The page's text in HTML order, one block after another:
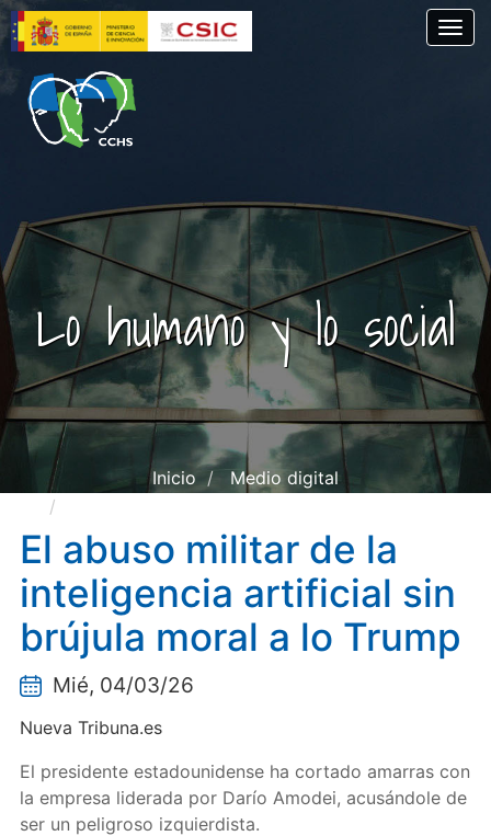
Pasar
al
contenido
principal
Lo humano y lo social
Inicio
Medio digital
brújula moral a lo Trump
El abuso militar de la
inteligencia artificial sin
brújula moral a lo Trump
Mié, 04/03/26
Nueva Tribuna.es
El presidente estadounidense ha cortado amarras con
la empresa liderada por Darío Amodei, acusándole de
ser un peligroso izquierdista.